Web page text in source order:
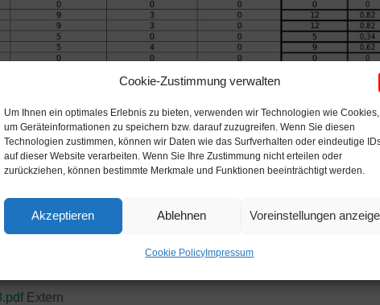
Cookie-Zustimmung verwalten
Um Ihnen ein optimales Erlebnis zu bieten, verwenden wir Technologien wie Cookies,
um Geräteinformationen zu speichern bzw. darauf zuzugreifen. Wenn Sie diesen
Technologien zustimmen, können wir Daten wie das Surfverhalten oder eindeutige
auf dieser Website verarbeiten. Wenn Sie Ihre Zustimmung nicht erteilen oder
zurückziehen, können bestimmte Merkmale und Funktionen beeinträchtigt werden.
Akzeptieren Ablehnen Voreinstellungen
Cookie PolicyImpressum
Extern